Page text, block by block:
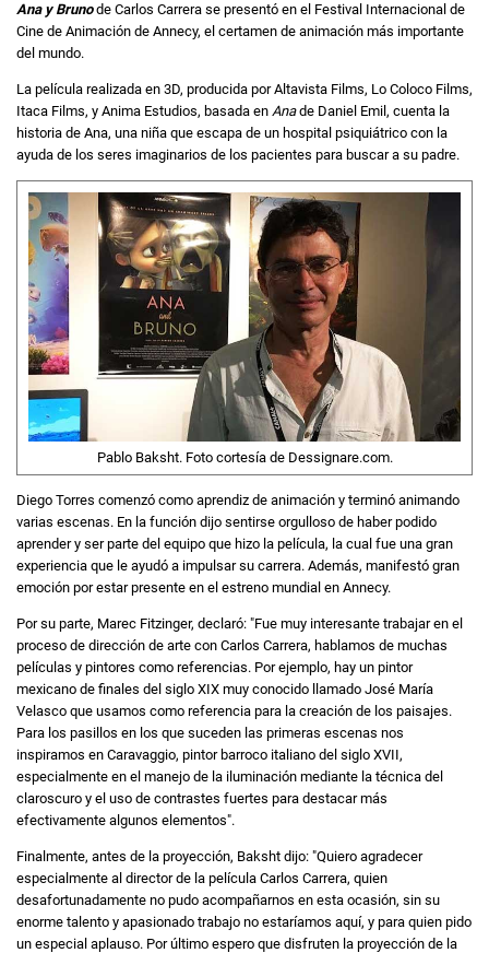
Ana y Brunode Carlos Carrera se presentó en el Festival Internacional de
Cine de Animación de Annecy, el certamen de animación más importante
del mundo.
La película realizada en 3D, producida por Altavista Films, Lo Coloco Films,
Itaca Films, y Anima Estudios, basada en Anade Daniel Emil, cuenta la
historia de Ana, una niña que escapa de un hospital psiquiátrico con la
ayuda de los seres imaginarios de los pacientes para buscar a su padre.
Pablo Baksht. Foto cortesía de Dessignare.com.
Diego Torres comenzó como aprendiz de animación y terminó animando
varias escenas. En la función dijo sentirse orgulloso de haber podido
aprender y ser parte del equipo que hizo la película, la cual fue una gran
experiencia que le ayudó a impulsar su carrera. Además, manifestó gran
emoción por estar presente en el estreno mundial en Annecy.
Por su parte, Marec Fitzinger, declaró: "Fue muy interesante trabajar en el
proceso de dirección de arte con Carlos Carrera, hablamos de muchas
películas y pintores como referencias. Por ejemplo, hay un pintor
mexicano de finales del siglo XIX muy conocido llamado José María
Velasco que usamos como referencia para la creación de los paisajes.
Para los pasillos en los que suceden las primeras escenas nos
inspiramos en Caravaggio, pintor barroco italiano del siglo XVII,
especialmente en el manejo de la iluminación mediante la técnica del
claroscuro y el uso de contrastes fuertes para destacar más
efectivamente algunos elementos".
Finalmente, antes de la proyección, Baksht dijo: "Quiero agradecer
especialmente al director de la película Carlos Carrera, quien
desafortunadamente no pudo acompañarnos en esta ocasión, sin su
enorme talento y apasionado trabajo no estaríamos aquí, y para quien pido
un especial aplauso. Por último espero que disfruten la proyección de la